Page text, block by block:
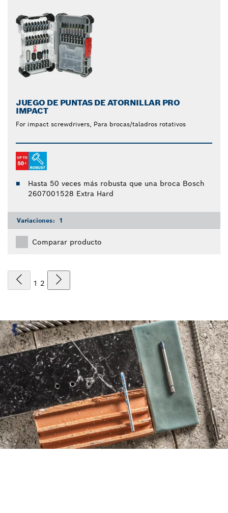
JUEGO DE PUNTAS DE ATORNILLAR PRO
IMPACT
For impact screwdrivers, Para brocas/taladros rotativos
Hasta 50 veces más robusta que una broca Bosch
2607001528 Extra Hard
Variaciones: 1
Comparar producto
1 2